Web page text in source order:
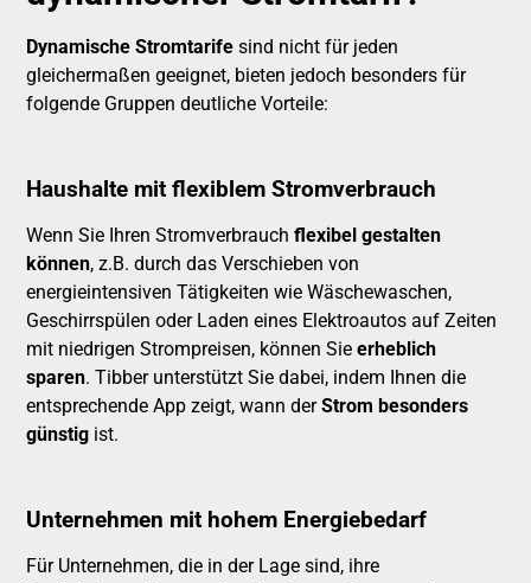
Dynamische Stromtarife sind nicht für jeden
gleichermaßen geeignet, bieten jedoch besonders für
folgende Gruppen deutliche Vorteile:
Haushalte mit flexiblem Stromverbrauch
Wenn Sie Ihren Stromverbrauchflexibel gestalten
können, z.B. durch das Verschieben von
energieintensiven Tätigkeiten wie Wäschewaschen,
Geschirrspülen oder Laden eines Elektroautos auf Zeiten
mit niedrigen Strompreisen, können Sieerheblich
sparen. Tibber unterstützt Sie dabei, indem Ihnen die
entsprechende App zeigt, wann derStrom besonders
günstig ist.
Unternehmen mit hohem Energiebedarf
Für Unternehmen, die in der Lage sind, ihre